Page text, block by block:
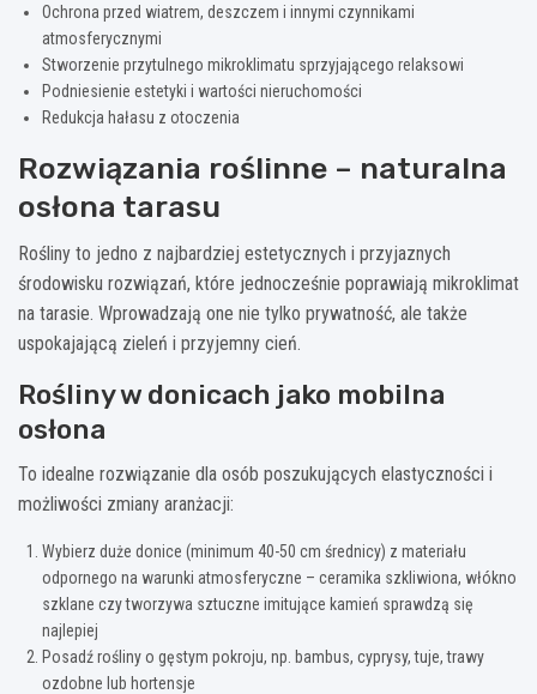
Ochrona przed wiatrem, deszczem i innymi czynnikami
atmosferycznymi
Stworzenie przytulnego mikroklimatu sprzyjającego relaksowi
Podniesienie estetyki i wartości nieruchomości
Redukcja hałasu z otoczenia
Rozwiązania roślinne – naturalna
osłona tarasu
Rośliny to jedno z najbardziej estetycznych i przyjaznych
środowisku rozwiązań, które jednocześnie poprawiają mikroklimat
na tarasie. Wprowadzają one nie tylko prywatność, ale także
uspokajającą zieleń i przyjemny cień.
Rośliny w donicach jako mobilna
osłona
To idealne rozwiązanie dla osób poszukujących elastyczności i
możliwości zmiany aranżacji:
Wybierz duże donice (minimum 40-50 cm średnicy) z materiału
odpornego na warunki atmosferyczne – ceramika szkliwiona, włókno
szklane czy tworzywa sztuczne imitujące kamień sprawdzą się
najlepiej
Posadź rośliny o gęstym pokroju, np. bambus, cyprysy, tuje, trawy
ozdobne lub hortensje